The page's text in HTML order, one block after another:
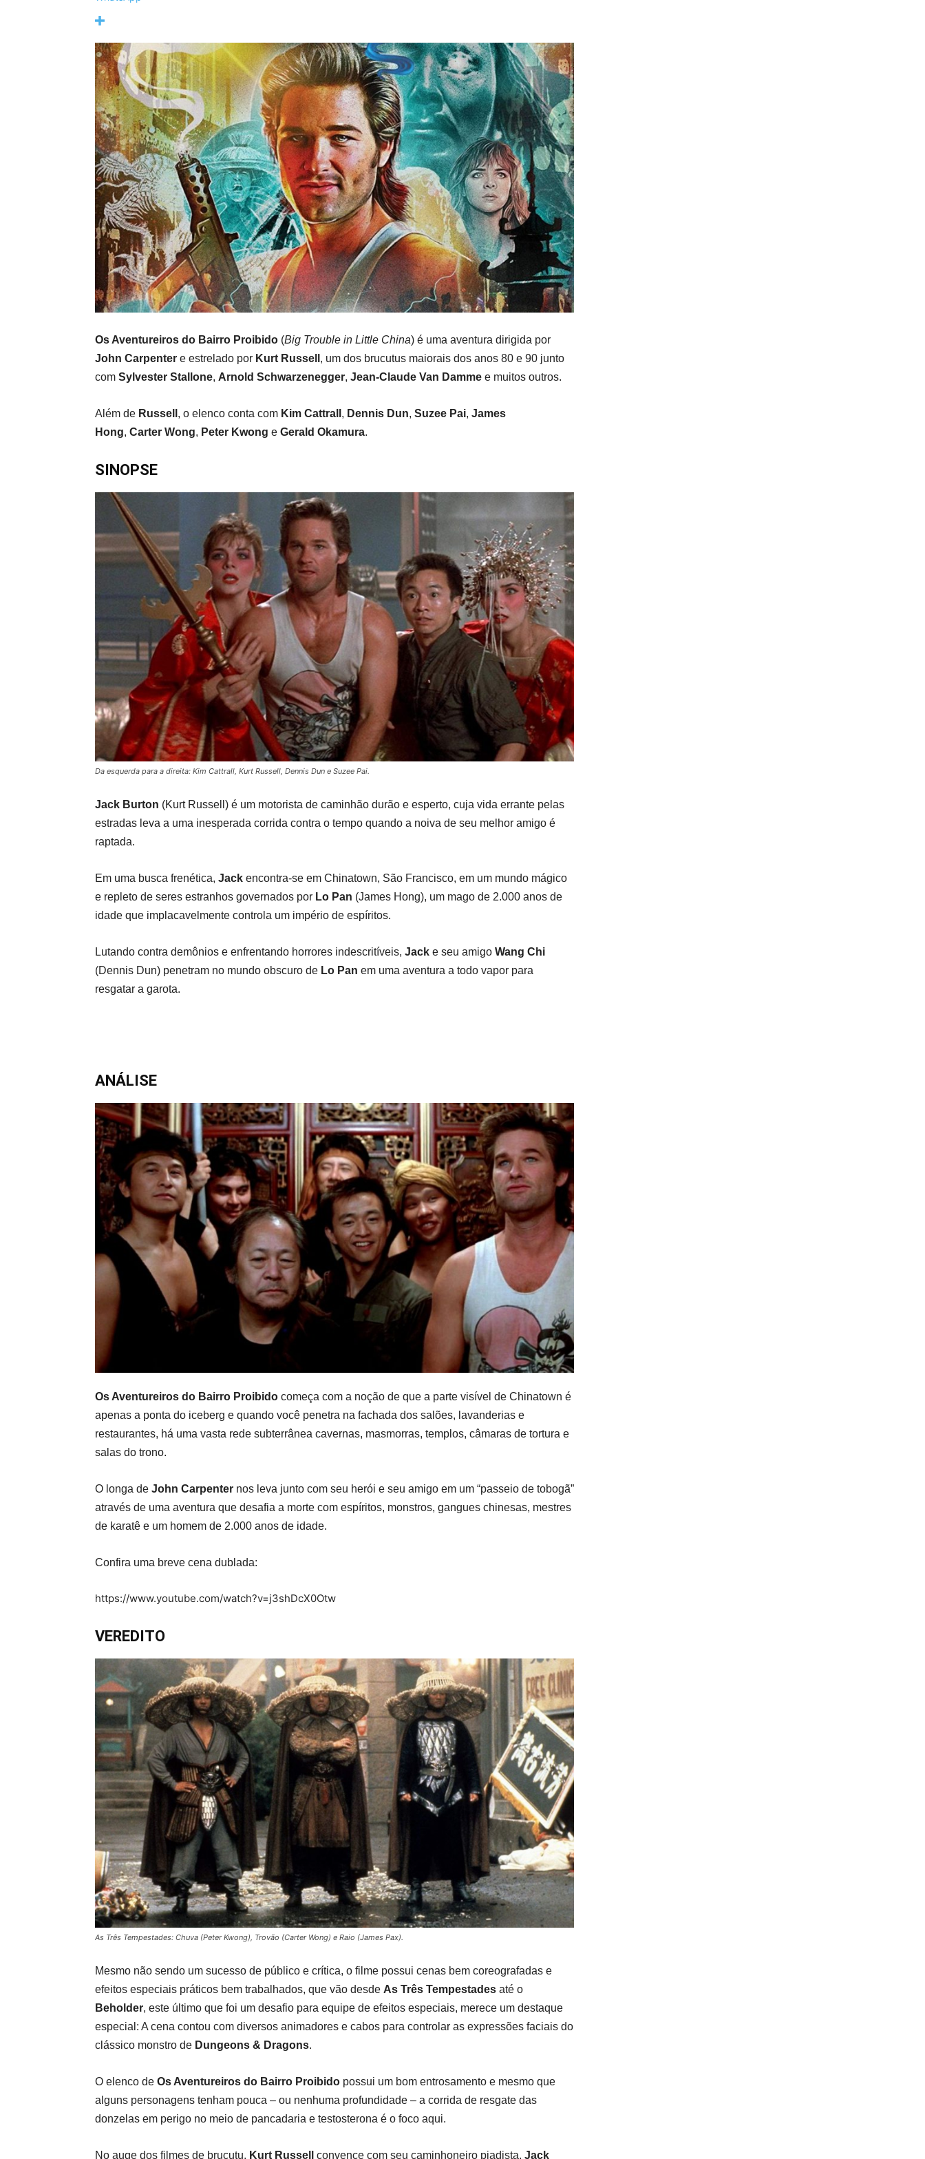
Os Aventureiros do Bairro Proibido (Big Trouble in Little China) é uma aventura dirigida por
John Carpenter e estrelado por Kurt Russell , um dos brucutus maiorais dos anos 80 e 90 junto
com Sylvester Stallone, Arnold Schwarzenegger, Jean-Claude Van Damme e muitos outros.
Além de Russell , o elenco conta com Kim Cattrall , Dennis Dun, Suzee Pai, James
Hong, Carter Wong, Peter Kwong e Gerald Okamura.
SINOPSE
Da esquerda para a direita: Kim Cattrall, Kurt Russell, Dennis Dun e Suzee Pai.
Jack Burton (Kurt Russell) é um motorista de caminhão durão e esperto, cuja vida errante pelas
estradas leva a uma inesperada corrida contra o tempo quando a noiva de seu melhor amigo é
raptada.
Em uma busca frenética, Jack encontra-se em Chinatown, São Francisco, em um mundo mágico
e repleto de seres estranhos governados por Lo Pan (James Hong), um mago de 2.000 anos de
idade que implacavelmente controla um império de espíritos.
Lutando contra demônios e enfrentando horrores indescritíveis, Jack e seu amigo Wang Chi
(Dennis Dun) penetram no mundo obscuro de Lo Pan em uma aventura a todo vapor para
resgatar a garota.
ANÁLISE
Os Aventureiros do Bairro Proibido começa com a noção de que a parte visível de Chinatown é
apenas a ponta do iceberg e quando você penetra na fachada dos salões, lavanderias e
restaurantes, há uma vasta rede subterrânea cavernas, masmorras, templos, câmaras de tortura e
salas do trono.
O longa de John Carpenter nos leva junto com seu herói e seu amigo em um “passeio de tobogã”
através de uma aventura que desafia a morte com espíritos, monstros, gangues chinesas, mestres
de karatê e um homem de 2.000 anos de idade.
Confira uma breve cena dublada:
https://www.youtube.com/watch?v=j3shDcX0Otw
VEREDITO
As Três Tempestades: Chuva (Peter Kwong), Trovão (Carter Wong) e Raio (James Pax).
Mesmo não sendo um sucesso de público e crítica, o filme possui cenas bem coreografadas e
efeitos especiais práticos bem trabalhados, que vão desde As Três Tempestades até o
Beholder, este último que foi um desafio para equipe de efeitos especiais, merece um destaque
especial: A cena contou com diversos animadores e cabos para controlar as expressões faciais do
clássico monstro de Dungeons & Dragons.
O elenco de Os Aventureiros do Bairro Proibido possui um bom entrosamento e mesmo que
alguns personagens tenham pouca – ou nenhuma profundidade – a corrida de resgate das
donzelas em perigo no meio de pancadaria e testosterona é o foco aqui.
No auge dos filmes de brucutu, Kurt Russell convence com seu caminhoneiro piadista, Jack